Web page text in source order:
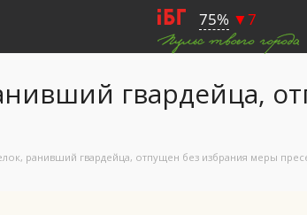
гвардейца,
ранивший гвардейца, отпущен без избрания меры